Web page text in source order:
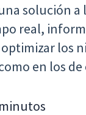
solución
real,
los
en los